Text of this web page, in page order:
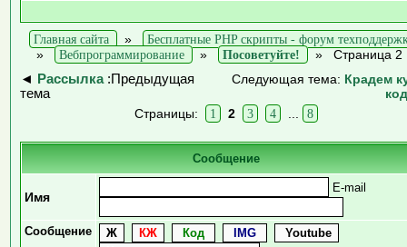
Главная сайта »
Бесплатные PHP скрипты - форум
»
Вебпрограммирование » Посоветуйте! » Страница 2
◄
Рассылка:Предыдущая
тема
Следующая тема: Крадем
Страницы:
1 2 3 4 8
Сообщение
Имя
E-mail
Сообщение